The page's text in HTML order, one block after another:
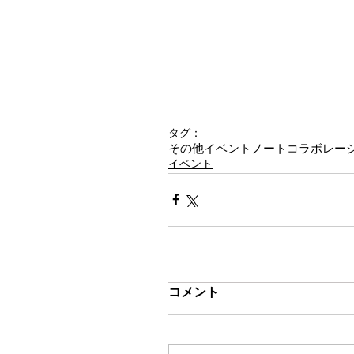
タグ：
その他イベント ノート コラボレー
イベント
コメント